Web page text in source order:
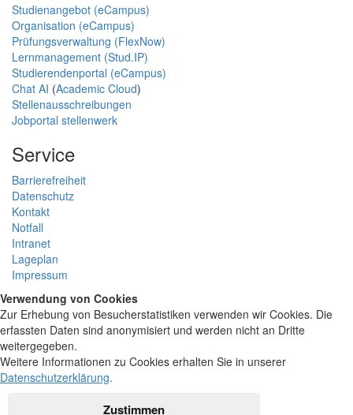
Studienangebot (eCampus)
Organisation (eCampus)
Prüfungsverwaltung (FlexNow)
Lernmanagement (Stud.IP)
Studierendenportal (eCampus)
Chat AI (Academic Cloud)
Stellenausschreibungen
Jobportal stellenwerk
Service
Barrierefreiheit
Datenschutz
Kontakt
Notfall
Intranet
Lageplan
Impressum
Verwendung von Cookies
Zur Erhebung von Besucherstatistiken verwenden wir Cookies. Die
erfassten Daten sind anonymisiert und werden nicht an Dritte
weitergegeben.
Weitere Informationen zu Cookies erhalten Sie in unserer
Datenschutzerklärung.
Zustimmen